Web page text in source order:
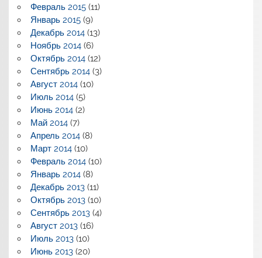
Февраль 2015(11)
Январь 2015(9)
Декабрь 2014(13)
Ноябрь 2014(6)
Октябрь 2014(12)
Сентябрь 2014(3)
Август 2014(10)
Июль 2014(5)
Июнь 2014(2)
Май 2014(7)
Апрель 2014(8)
Март 2014(10)
Февраль 2014(10)
Январь 2014(8)
Декабрь 2013(11)
Октябрь 2013(10)
Сентябрь 2013(4)
Август 2013(16)
Июль 2013(10)
Июнь 2013(20)